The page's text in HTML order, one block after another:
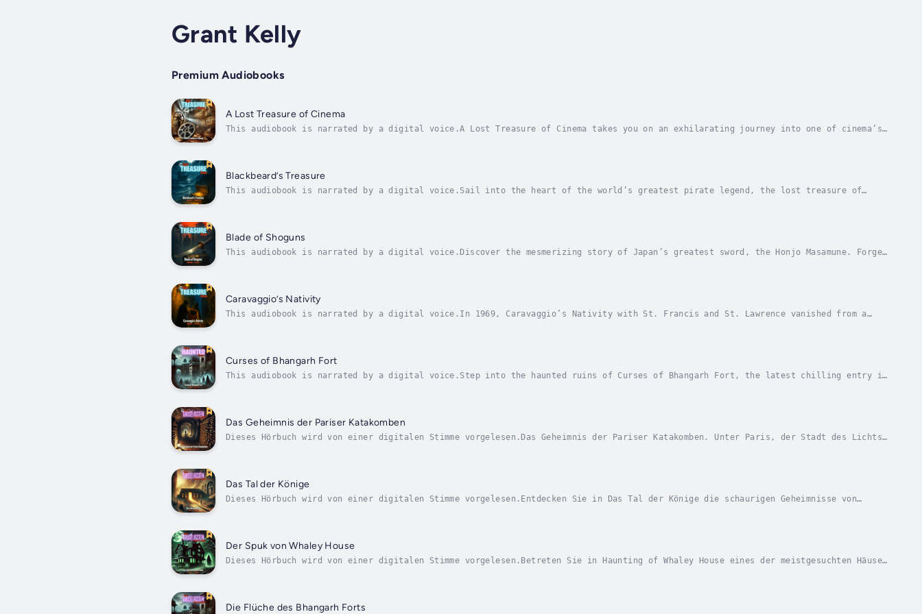
Grant Kelly
Premium Audiobooks
A Lost Treasure of Cinema
This audiobook is narrated by a digital voice.A Lost Treasure of Cinema takes you on an exhilarating journey into one of cinema’s
Blackbeard’s Treasure
This audiobook is narrated by a digital voice.Sail into the heart of the world’s greatest pirate legend, the lost treasure of
Blade of Shoguns
This audiobook is narrated by a digital voice.Discover the mesmerizing story of Japan’s greatest sword, the Honjo Masamune. Forged
Caravaggio’s Nativity
This audiobook is narrated by a digital voice.In 1969, Caravaggio’s Nativity with St. Francis and St. Lawrence vanished from a
Curses of Bhangarh Fort
This audiobook is narrated by a digital voice.Step into the haunted ruins of Curses of Bhangarh Fort, the latest chilling entry in
Das Geheimnis der Pariser Katakomben
Dieses Hörbuch wird von einer digitalen Stimme vorgelesen.Das Geheimnis der Pariser Katakomben. Unter Paris, der Stadt des Lichts,
Das Tal der Könige
Dieses Hörbuch wird von einer digitalen Stimme vorgelesen.Entdecken Sie in Das Tal der Könige die schaurigen Geheimnisse von
Der Spuk von Whaley House
Dieses Hörbuch wird von einer digitalen Stimme vorgelesen.Betreten Sie in Haunting of Whaley House eines der meistgesuchten Häuser
Die Flüche des Bhangarh Forts